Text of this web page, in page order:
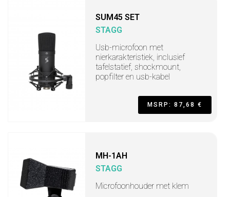
SUM45 SET
STAGG
Usb-microfoon met
nierkarakteristiek, inclusief
tafelstatief, shockmount,
popfilter en usb-kabel
MSRP: 87,68 €
MH-1AH
STAGG
Microfoonhouder met klem